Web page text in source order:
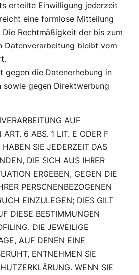
erteilte Einwilligung jederzeit
eine formlose Mitteilung
Die Rechtmäßigkeit der bis zum
Datenverarbeitung bleibt vom
gegen die Datenerhebung in
sowie gegen Direktwerbung
AUF
ART. 6 ABS. 1 LIT. E ODER F
HABEN SIE JEDERZEIT DAS
DIE SICH AUS IHRER
ERGEBEN, GEGEN DIE
PERSONENBEZOGENEN
EINZULEGEN; DIES GILT
DIESE BESTIMMUNGEN
DIE JEWEILIGE
AUF DENEN EINE
ENTNEHMEN SIE
WENN SIE